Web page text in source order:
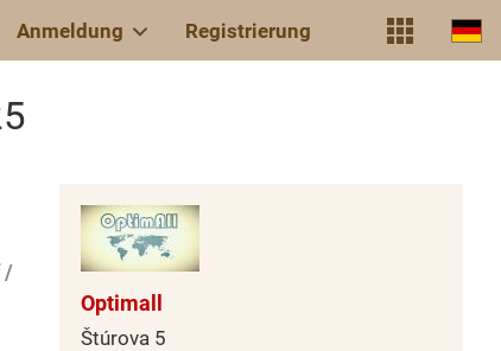
Anmeldung Registrierung
/
Optimall
Štúrova 5